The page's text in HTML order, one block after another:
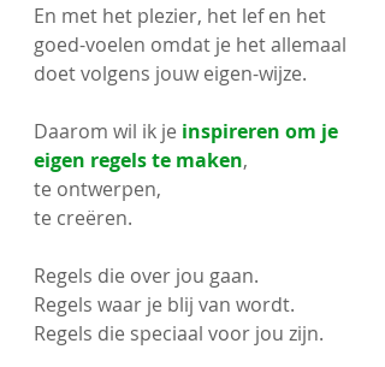
En met het plezier, het lef en het
goed-voelen omdat je het allemaal
doet volgens jouw eigen-wijze.
Daarom wil ik je inspireren om je
eigen regels te maken,
te ontwerpen,
te creëren.
Regels die over jou gaan.
Regels waar je blij van wordt.
Regels die speciaal voor jou zijn.